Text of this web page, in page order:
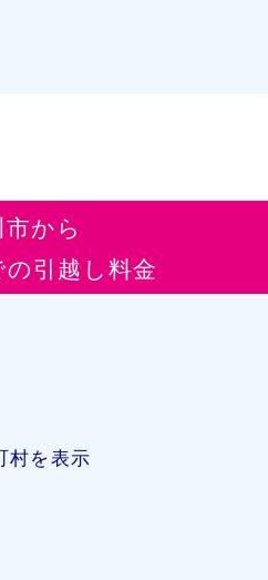
から
の引越し料金
村を表示